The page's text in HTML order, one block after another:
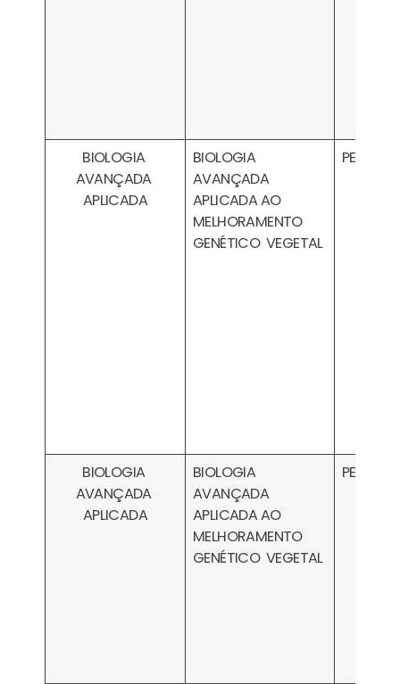
BIOLOGIA
AVANÇADA
APLICADA
BIOLOGIA
AVANÇADA
APLICADA AO
MELHORAMENTO
GENÉTICO VEGETAL
BIOLOGIA
AVANÇADA
APLICADA
BIOLOGIA
AVANÇADA
APLICADA AO
MELHORAMENTO
GENÉTICO VEGETAL